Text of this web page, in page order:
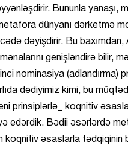
Bununla yanaşı,
dünyanı dərketmə
dəyişdirir. Bu baxımdan,
genişləndirə bilir,
nominasiya (adlandırma)
dediyimiz kimi, bu
prinsiplərlə_ koqnitiv
edərdik. Bədii əsərlərdə
koqnitiv əsaslarla tədqiqinin